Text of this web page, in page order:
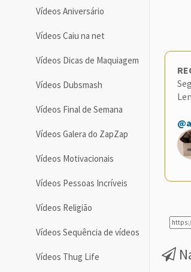
Vídeos Aniversário
Vídeos Caiu na net
Vídeos Dicas de Maquiagem
Vídeos Dubsmash
Vídeos Final de Semana
Vídeos Galera do ZapZap
Vídeos Motivacionais
Vídeos Pessoas Incríveis
Vídeos Religião
Vídeos Sequência de vídeos
Vídeos Thug Life